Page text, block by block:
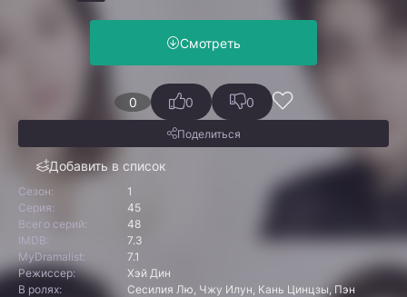
Смотреть
0
Добавить в список
0 0
Поделиться
Сезон:
1
Серия:
45
Всего серий:
48
IMDB:
7.3
MyDramalist:
7.1
Режиссер:
Хэй Дин
В ролях:
Сесилия Лю, Чжу Илун, Кань Цинцзы, Пэн